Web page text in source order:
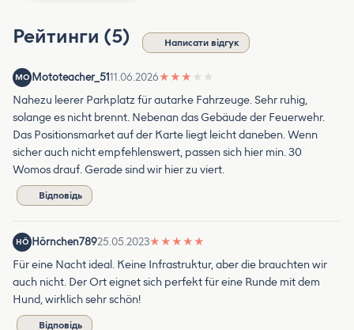
Рейтинги (5) Написати відгук
MO Mototeacher_5111.06.2026★ ★ ★ ★ ★
Nahezu leerer Parkplatz für autarke Fahrzeuge. Sehr ruhig,
solange es nicht brennt. Nebenan das Gebäude der Feuerwehr.
Das Positionsmarket auf der Karte liegt leicht daneben. Wenn
sicher auch nicht empfehlenswert, passen sich hier min. 30
Womos drauf. Gerade sind wir hier zu viert.
Відповідь
HÖ Hörnchen78925.05.2023★ ★ ★ ★ ★
Für eine Nacht ideal. Keine Infrastruktur, aber die brauchten wir
auch nicht. Der Ort eignet sich perfekt für eine Runde mit dem
Hund, wirklich sehr schön!
Відповідь